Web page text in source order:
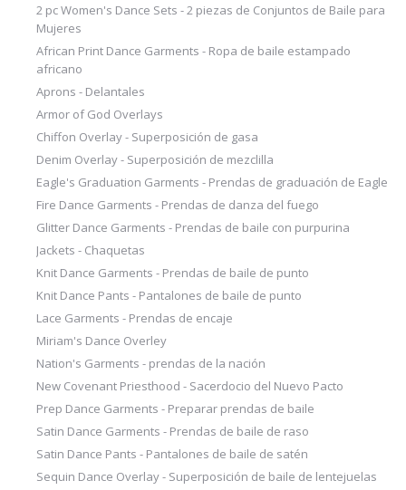
2 pc Women's Dance Sets - 2 piezas de Conjuntos de Baile para
Mujeres
African Print Dance Garments - Ropa de baile estampado
africano
Aprons - Delantales
Armor of God Overlays
Chiffon Overlay - Superposición de gasa
Denim Overlay - Superposición de mezclilla
Eagle's Graduation Garments - Prendas de graduación de Eagle
Fire Dance Garments - Prendas de danza del fuego
Glitter Dance Garments - Prendas de baile con purpurina
Jackets - Chaquetas
Knit Dance Garments - Prendas de baile de punto
Knit Dance Pants - Pantalones de baile de punto
Lace Garments - Prendas de encaje
Miriam's Dance Overley
Nation's Garments - prendas de la nación
New Covenant Priesthood - Sacerdocio del Nuevo Pacto
Prep Dance Garments - Preparar prendas de baile
Satin Dance Garments - Prendas de baile de raso
Satin Dance Pants - Pantalones de baile de satén
Sequin Dance Overlay - Superposición de baile de lentejuelas